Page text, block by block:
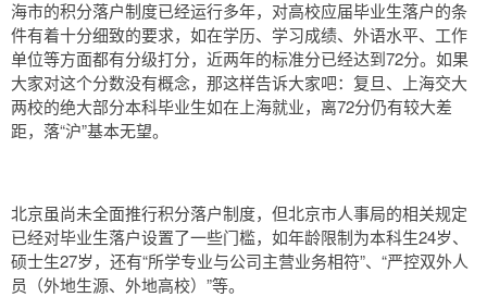
海市的积分落户制度已经运行多年，对高校应届毕业生落户的条
件有着十分细致的要求，如在学历、学习成绩、外语水平、工作
单位等方面都有分级打分，近两年的标准分已经达到72分。如果
大家对这个分数没有概念，那这样告诉大家吧：复旦、上海交大
两校的绝大部分本科毕业生如在上海就业，离72分仍有较大差
距，落“沪”基本无望。
北京虽尚未全面推行积分落户制度，但北京市人事局的相关规定
已经对毕业生落户设置了一些门槛，如年龄限制为本科生24岁、
硕士生27岁，还有“所学专业与公司主营业务相符”、“严控双外人
员（外地生源、外地高校）”等。